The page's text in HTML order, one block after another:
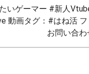
いゲーマー #新人
動画タグ：#はね活
お問い合わ